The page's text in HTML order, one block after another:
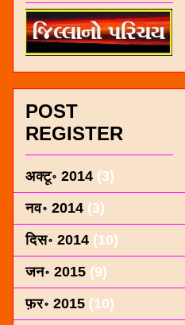
POST
REGISTER
अक्टू॰ 2014 (3)
नव॰ 2014 (3)
दिस॰ 2014 (10)
जन॰ 2015 (9)
फ़र॰ 2015 (10)